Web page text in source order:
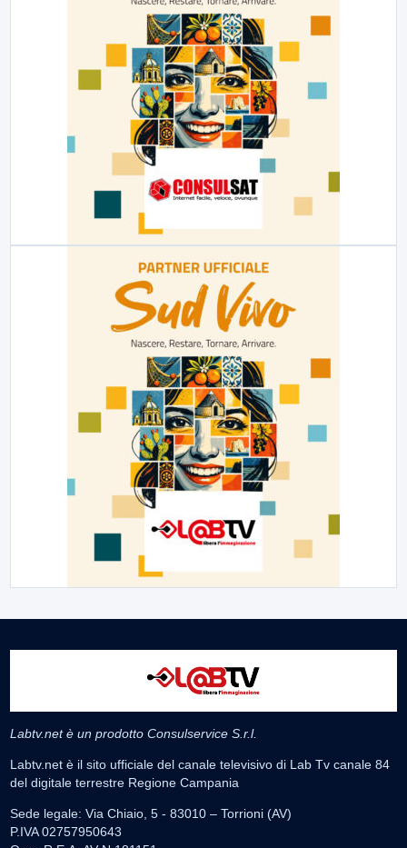
Labtv.net è un prodotto Consulservice S.r.l.
Labtv.net è il sito ufficiale del canale televisivo di Lab Tv canale 84
del digitale terrestre Regione Campania
Sede legale: Via Chiaio, 5 - 83010 – Torrioni (AV)
P.IVA 02757950643